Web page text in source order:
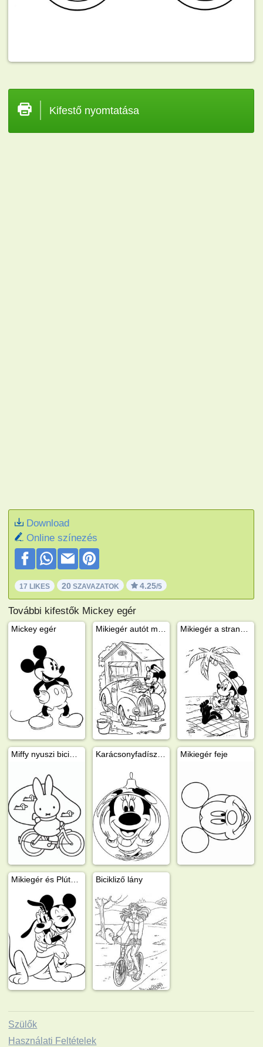
Kifestő nyomtatása
Download
Online színezés
17 LIKES 20 SZAVAZATOK 4.25/5
További kifestők Mickey egér
Mickey egér
Mikiegér feje
Bicikliző lány
Szülők
Használati Feltételek